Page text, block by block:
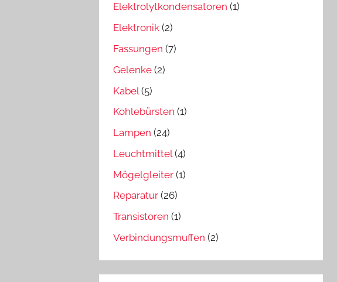
Elektrolytkondensatoren (1)
Elektronik (2)
Fassungen (7)
Gelenke (2)
Kabel (5)
Kohlebürsten (1)
Lampen (24)
Leuchtmittel (4)
Mögelgleiter (1)
Reparatur (26)
Transistoren (1)
Verbindungsmuffen (2)